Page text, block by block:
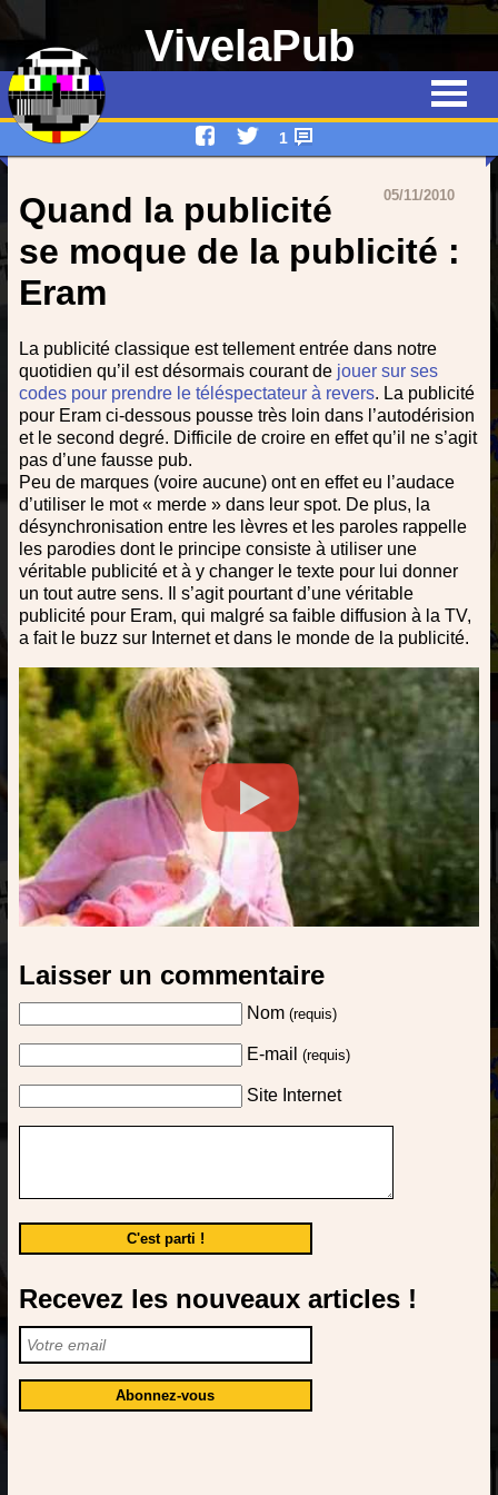
VivelaPub
Quiz
Emissions
Qui suis-je ?
Devenez rédacteur !
Contact
1
05/11/2010
Quand la publicité
se moque de la publicité :
Eram
La publicité classique est tellement entrée dans notre
quotidien qu’il est désormais courant de jouer sur ses
codes pour prendre le téléspectateur à revers. La publicité
pour Eram ci-dessous pousse très loin dans l’autodérision
et le second degré. Difficile de croire en effet qu’il ne s’agit
pas d’une fausse pub.
Peu de marques (voire aucune) ont en effet eu l’audace
d’utiliser le mot « merde » dans leur spot. De plus, la
désynchronisation entre les lèvres et les paroles rappelle
les parodies dont le principe consiste à utiliser une
véritable publicité et à y changer le texte pour lui donner
un tout autre sens. Il s’agit pourtant d’une véritable
publicité pour Eram, qui malgré sa faible diffusion à la TV,
a fait le buzz sur Internet et dans le monde de la publicité.
Laisser un commentaire
Nom (requis)
E-mail (requis)
Site Internet
Recevez les nouveaux articles !